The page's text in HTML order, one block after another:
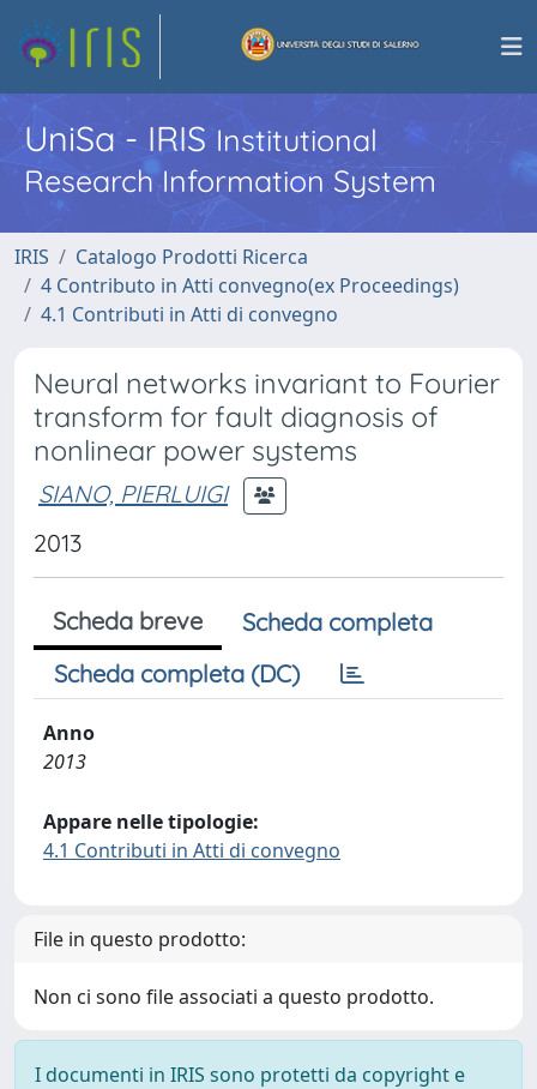
UniSa - IRISInstitutional
Research Information System
IRIS
Catalogo Prodotti Ricerca
4 Contributo in Atti convegno(ex Proceedings)
4.1 Contributi in Atti di convegno
Neural networks invariant to Fourier
transform for fault diagnosis of
nonlinear power systems
SIANO, PIERLUIGI
2013
Scheda breve
Scheda completa
Scheda completa (DC)
Anno
2013
Appare nelle tipologie:
4.1 Contributi in Atti di convegno
File in questo prodotto:
Non ci sono file associati a questo prodotto.
I documenti in IRIS sono protetti da copyright e